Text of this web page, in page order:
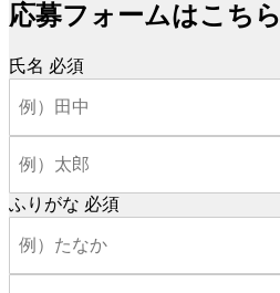
応募フォームはこちら
氏名 必須
ふりがな 必須